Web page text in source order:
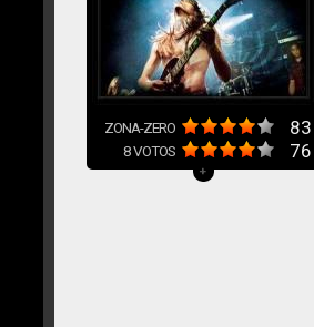
ZONA-ZERO 83
8VOTOS 76
+